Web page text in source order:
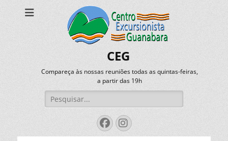
CEG
Compareça às nossas reuniões todas as quintas-feiras,
a partir das 19h
Pesquisar
por:
Facebook
Instagram